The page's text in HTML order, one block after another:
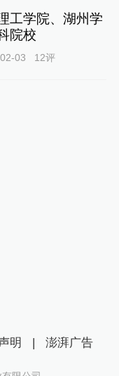
工学院、湖州学
院校
03 12评
明 | 澎湃广告